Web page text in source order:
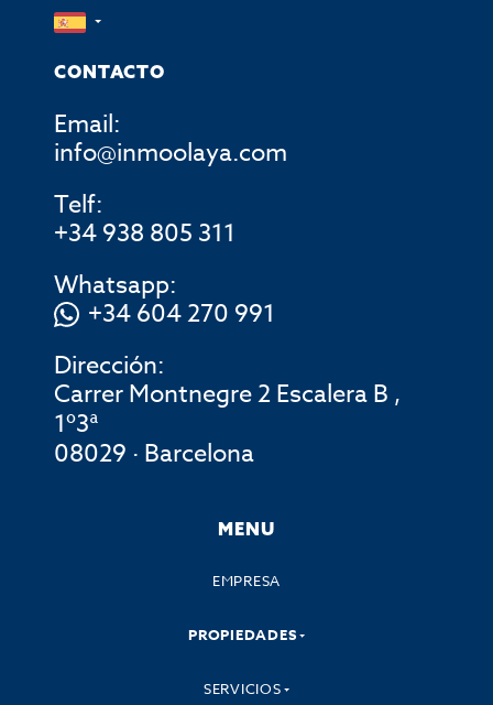
CONTACTO
Email:
info@inmoolaya.com
Telf:
+34 938 805 311
Whatsapp:
+34 604 270 991
Dirección:
Carrer Montnegre 2 Escalera B ,
1º3ª
08029 · Barcelona
MENU
EMPRESA
PROPIEDADES
SERVICIOS